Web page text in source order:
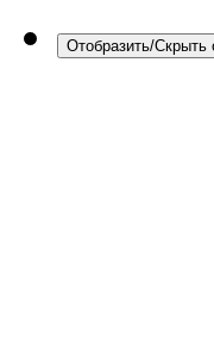
Отобразить/